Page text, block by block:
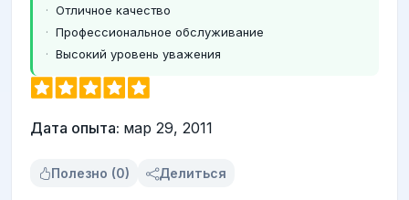
Отличное качество
Профессиональное обслуживание
Высокий уровень уважения
Дата опыта: мар 29, 2011
Полезно (0) Делиться